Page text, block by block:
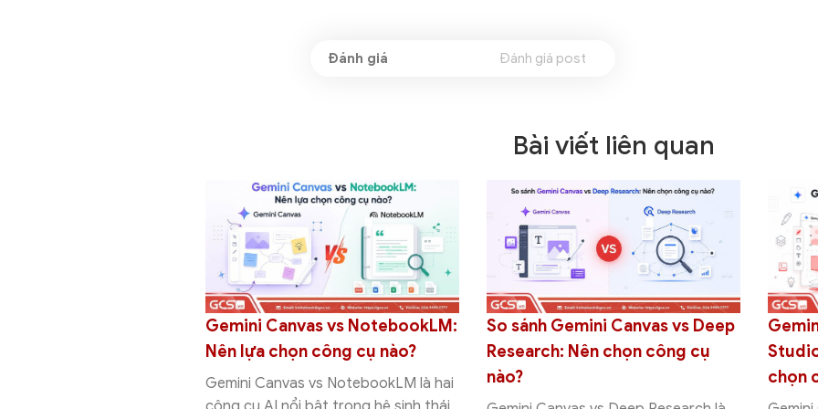
Đánh giá post
Bài viết liên quan
Gemini Canvas vs Deep
Gemini Canvas vs Google AI
Studio: Khác nhau ở đâu và nên
chọn công cụ nào?
Hướng dẫn cách thêm Template
vào Google Sheets chi tiết từ